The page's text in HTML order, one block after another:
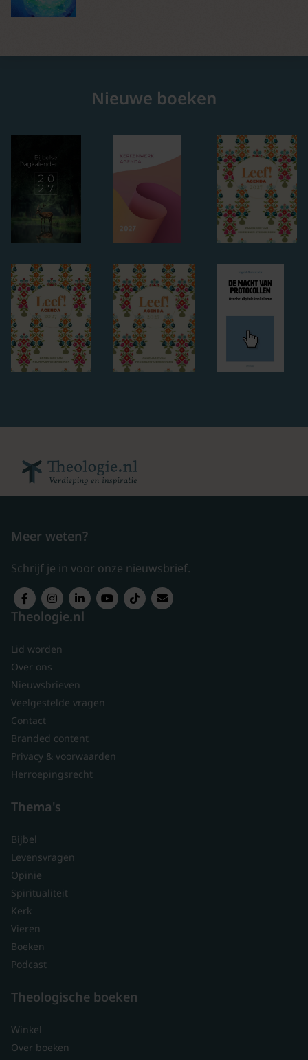
Nieuwe boeken
Meer weten?
Schrijf je in voor onze nieuwsbrief.
Theologie.nl
Lid worden
Over ons
Nieuwsbrieven
Veelgestelde vragen
Contact
Branded content
Privacy & voorwaarden
Herroepingsrecht
Thema's
Bijbel
Levensvragen
Opinie
Spiritualiteit
Kerk
Vieren
Boeken
Podcast
Theologische boeken
Winkel
Over boeken